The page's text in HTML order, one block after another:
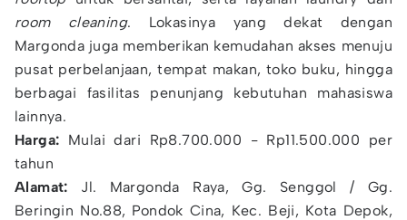
room cleaning. Lokasinya yang dekat dengan
Margonda juga memberikan kemudahan akses menuju
pusat perbelanjaan, tempat makan, toko buku, hingga
berbagai fasilitas penunjang kebutuhan mahasiswa
lainnya.
Harga: Mulai dari Rp8.700.000 - Rp11.500.000 per
tahun
Alamat: Jl. Margonda Raya, Gg. Senggol / Gg.
Beringin No.88, Pondok Cina, Kec. Beji, Kota Depok,